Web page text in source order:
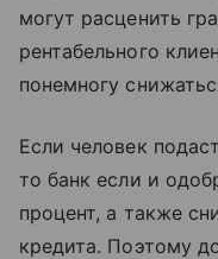
могут расценить
рентабельного
понемногу
Если человек
то банк если и
процент, а также
кредита. Поэтому